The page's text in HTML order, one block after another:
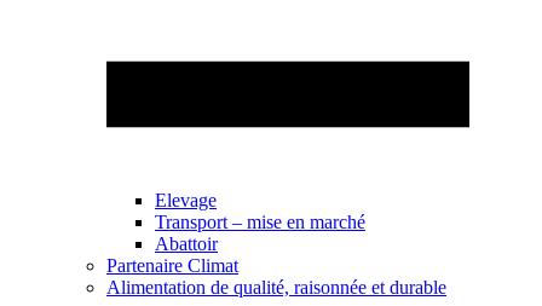
Elevage
Transport – mise en marché
Abattoir
Partenaire Climat
Alimentation de qualité, raisonnée et durable